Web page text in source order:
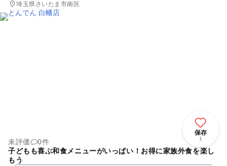
埼玉県さいたま市南区
保存
1
未評価
0件
子どもも喜ぶ和食メニューがいっぱい！お得に家族外食を楽し
もう